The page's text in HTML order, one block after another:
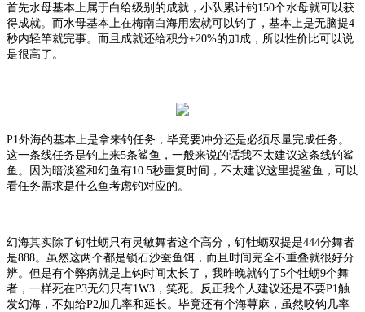
首先水母基本上属于白给级别的成就，小队累计钓150个水母就可以获
得成就。而水母基本上在梅南白海用宏就可以钓了，基本上是无脑提4
秒内轻竿就完事。而且成就还给积分+20%的加成，所以性价比可以说
是很高了。
P1外海的基本上是拿来钓任务，毕竟要冲分还是必须尽量完成任务。
这一条线任务是钓上来5条鲨鱼，一般来说的话我不太建议这条线钓鲨
鱼。因为暗淡鲨和幻鱼有10.5秒重复时间，不太建议这里提鲨鱼，可以
看任务需求是什么鱼考虑钓对应的。
幻海其实除了钉牡蛎只有灵敏舞者这个高分，钉牡蛎双提是444分舞者
是888。虽然这两个都是锁石沙蚕鱼饵，而且时间完全不重叠就很好分
辨。但是有个弊病就是上钩时间太长了，我昨晚就钓了5个牡蛎9个舞
者，一样死在P3无幻只有1W3，笑死。反正我个人建议还是不要P1触
发幻海，不如给P2加几率和延长。毕竟还有个海荨麻，虽然咬钩几率